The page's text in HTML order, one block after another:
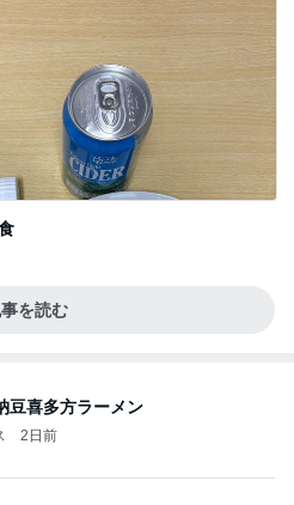
を読む
豆喜多方ラーメン
2日前